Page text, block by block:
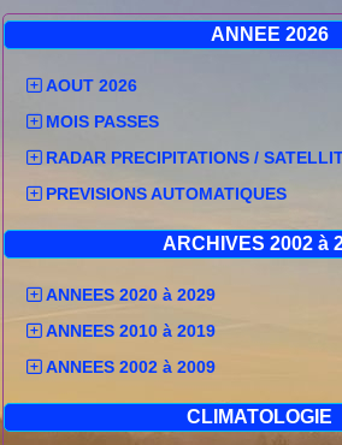
ANNEE 2026
AOUT 2026
MOIS PASSES
RADAR PRECIPITATIONS /
PREVISIONS AUTOMATIQUES
ARCHIVES 2002 à
ANNEES 2020 à 2029
ANNEES 2010 à 2019
ANNEES 2002 à 2009
CLIMATOLOGIE